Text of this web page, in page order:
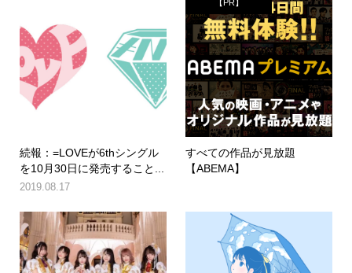
続報：=LOVEが6thシングル
を10月30日に発売すること...
2019.08.17
【PR】
すべての作品が見放題
【ABEMA】